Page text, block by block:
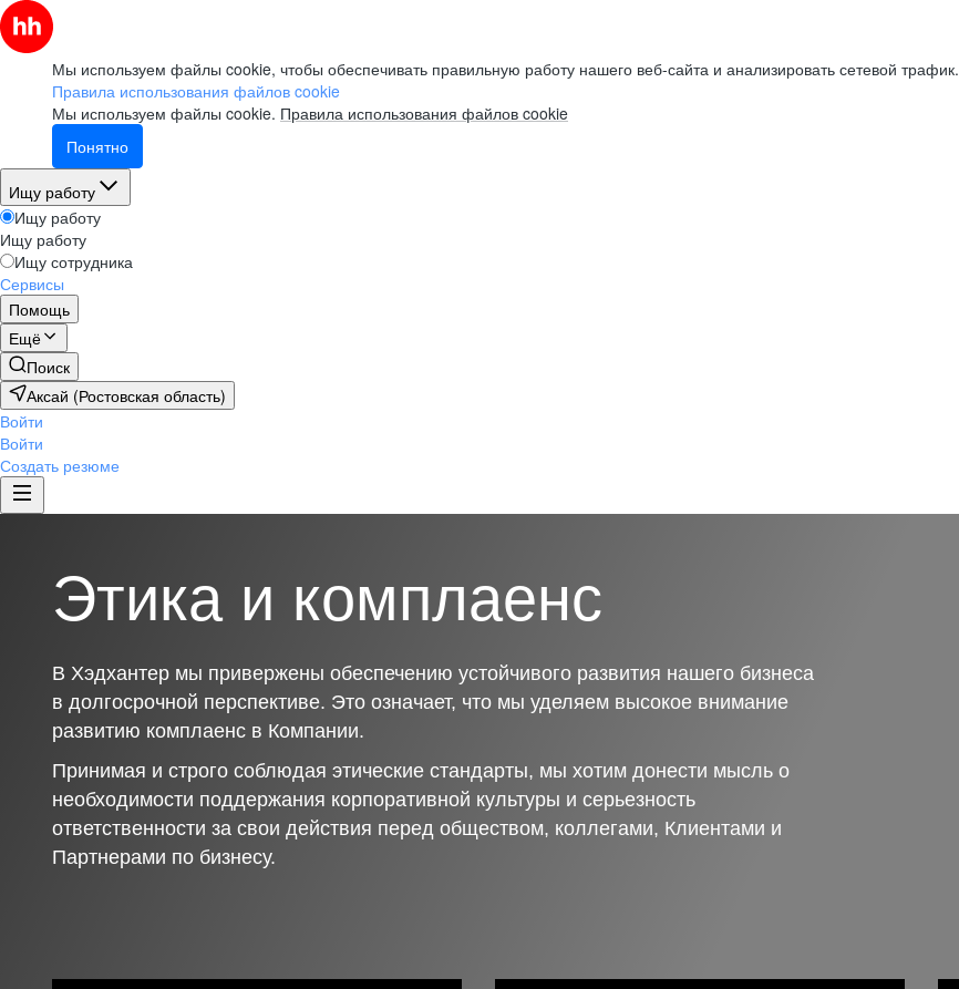
Мы используем файлы cookie, чтобы обеспечивать правильную работу нашего веб-сайта и анализировать сетевой трафик.
Правила использования файлов cookie
Мы используем файлы cookie. Правила использования файлов cookie
Понятно
Ищу работу
Ищу работу
Ищу работу
Ищу сотрудника
Сервисы
Помощь
Ещё
Поиск
Аксай (Ростовская область)
Войти
Войти
Создать резюме
Этика и комплаенс
В Хэдхантер мы привержены обеспечению устойчивого развития нашего бизнеса
в долгосрочной перспективе. Это означает, что мы уделяем высокое внимание
развитию комплаенс в Компании.
Принимая и строго соблюдая этические стандарты, мы хотим донести мысль о
необходимости поддержания корпоративной культуры и серьезность
ответственности за свои действия перед обществом, коллегами, Клиентами и
Партнерами по бизнесу.